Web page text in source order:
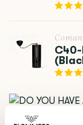
C40-
DO YOU HAVE